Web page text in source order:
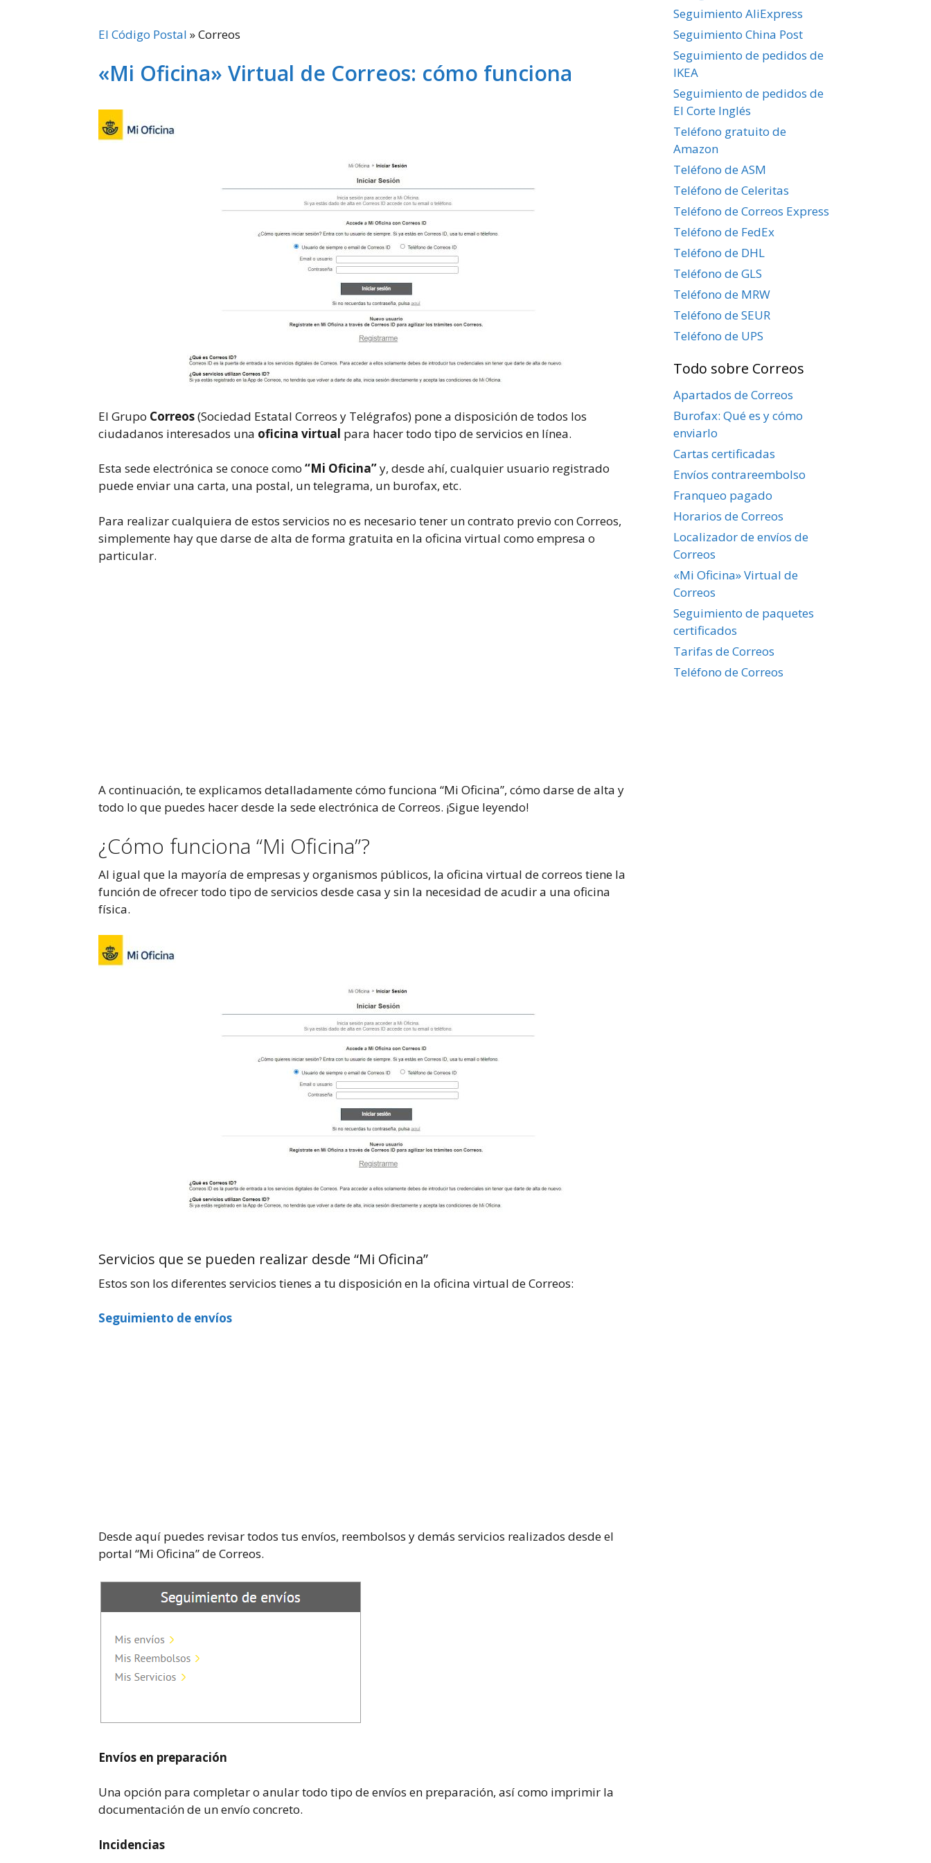
El Código Postal »Correos
«Mi Oficina» Virtual de Correos: cómo funciona
El Grupo Correos(Sociedad Estatal Correos y Telégrafos) pone a disposición de todos los
ciudadanos interesados una oficina virtual para hacer todo tipo de servicios en línea.
Esta sede electrónica se conoce como “Mi Oficina”y, desde ahí, cualquier usuario registrado
puede enviar una carta, una postal, un telegrama, un burofax, etc.
Para realizar cualquiera de estos servicios no es necesario tener un contrato previo con Correos,
simplemente hay que darse de alta de forma gratuita en la oficina virtual como empresa o
particular.
A continuación, te explicamos detalladamente cómo funciona “Mi Oficina”, cómo darse de alta y
todo lo que puedes hacer desde la sede electrónica de Correos. ¡Sigue leyendo!
¿Cómo funciona “Mi Oficina”?
Al igual que la mayoría de empresas y organismos públicos, la oficina virtual de correos tiene la
función de ofrecer todo tipo de servicios desde casa y sin la necesidad de acudir a una oficina
física.
Servicios que se pueden realizar desde “Mi Oficina”
Estos son los diferentes servicios tienes a tu disposición en la oficina virtual de Correos:
Seguimiento de envíos
Desde aquí puedes revisar todos tus envíos, reembolsos y demás servicios realizados desde el
portal “Mi Oficina” de Correos.
Envíos en preparación
Una opción para completar o anular todo tipo de envíos en preparación, así como imprimir la
documentación de un envío concreto.
Incidencias
Seguimiento AliExpress
Seguimiento China Post
Seguimiento de pedidos de
IKEA
Seguimiento de pedidos de
El Corte Inglés
Teléfono gratuito de
Amazon
Teléfono de ASM
Teléfono de Celeritas
Teléfono de Correos Express
Teléfono de FedEx
Teléfono de DHL
Teléfono de GLS
Teléfono de MRW
Teléfono de SEUR
Teléfono de UPS
Todo sobre Correos
Apartados de Correos
Burofax: Qué es y cómo
enviarlo
Cartas certificadas
Envíos contrareembolso
Franqueo pagado
Horarios de Correos
Localizador de envíos de
Correos
«Mi Oficina» Virtual de
Correos
Seguimiento de paquetes
certificados
Tarifas de Correos
Teléfono de Correos